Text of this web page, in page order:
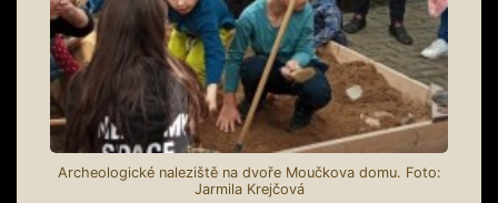
Archeologické naleziště na dvoře Moučkova domu. Foto:
Jarmila Krejčová